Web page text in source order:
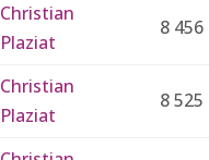
Christian
Plaziat
8 456
Christian
Plaziat
8 525